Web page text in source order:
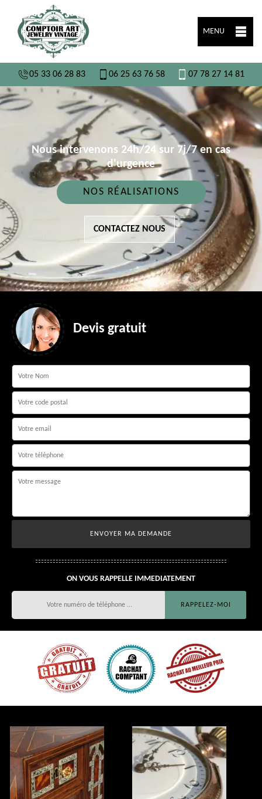
MENU
05 33 06 28 83 06 25 63 76 58 07 78 27 14 81
Nous intervenons 24h/24 sur 7j/7 en cas
d'urgence
NOS RÉALISATIONS
CONTACTEZ NOUS
Devis gratuit
ON VOUS RAPPELLE IMMEDIATEMENT